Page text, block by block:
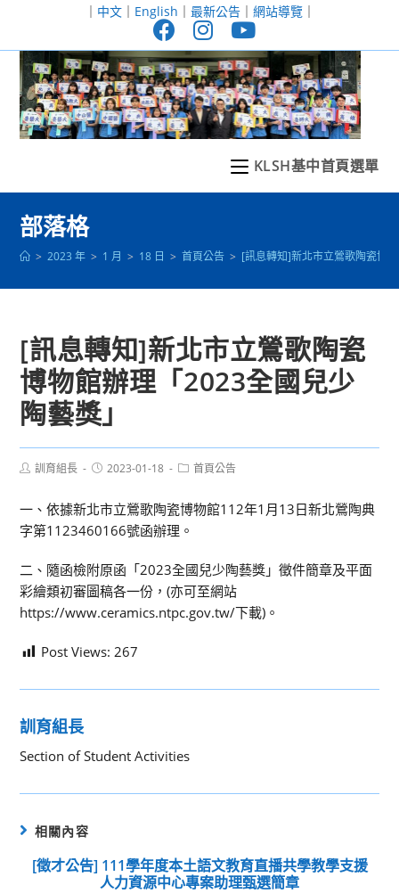
至
｜ 中文｜ English ｜ 最新公告｜ 網站導覽｜
KLSH基中首頁選單
部落格
> 2023 年 > 1 月 > 18 日 > 首頁公告 > [訊息轉知]新北市立鶯歌陶瓷博
[訊息轉知]新北市立鶯歌陶瓷
博物館辦理「2023全國兒少
陶藝獎」
Post訓育組長
Post2023-01-18
Post首頁公告
一、依據新北市立鶯歌陶瓷博物館112年1月13日新北鶯陶典
字第1123460166號函辦理。
二、隨函檢附原函「2023全國兒少陶藝獎」徵件簡章及平面
彩繪類初審圖稿各一份，(亦可至網站
https://www.ceramics.ntpc.gov.tw/下載)。
Post Views: 267
訓育組長
Section of Student Activities
相關內容
[徵才公告] 111學年度本土語文教育直播共學教學支援
人力資源中心專案助理甄選簡章